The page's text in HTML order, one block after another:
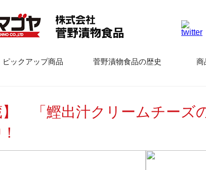
ピックアップ商品 菅野漬物食品の歴史 商
】 「鰹出汁クリームチーズ